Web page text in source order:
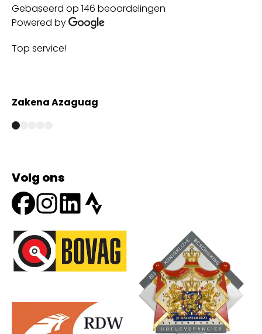
Gebaseerd op 146 beoordelingen
Powered by
Top service!
Zakena Azaguag
Volg ons
Onze partners